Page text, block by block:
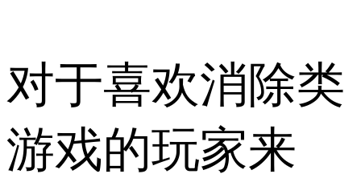
对于喜欢消除类
游戏的玩家来